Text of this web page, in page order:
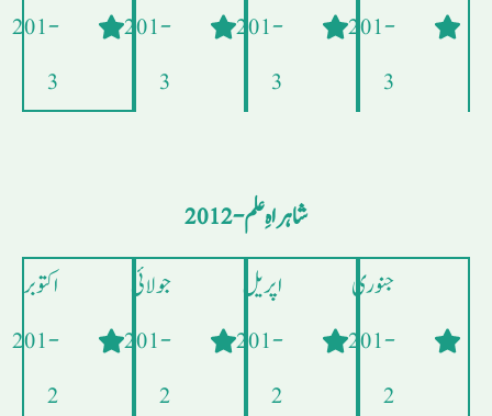
- 201
3
- 201
3
- 201
3
- 201
3
شاہراہِ علم - 2012
جنوری
- 201
2
اپریل
- 201
2
جولائی
- 201
2
اکتوبر
- 201
2